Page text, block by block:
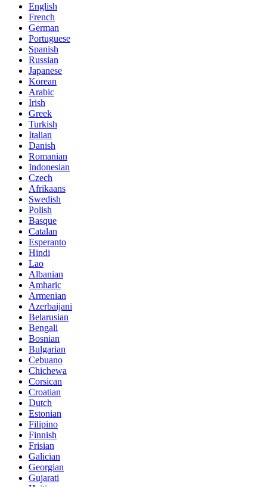
English
French
German
Portuguese
Spanish
Russian
Japanese
Korean
Arabic
Irish
Greek
Turkish
Italian
Danish
Romanian
Indonesian
Czech
Afrikaans
Swedish
Polish
Basque
Catalan
Esperanto
Hindi
Lao
Albanian
Amharic
Armenian
Azerbaijani
Belarusian
Bengali
Bosnian
Bulgarian
Cebuano
Chichewa
Corsican
Croatian
Dutch
Estonian
Filipino
Finnish
Frisian
Galician
Georgian
Gujarati